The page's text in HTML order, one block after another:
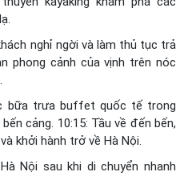
nghỉ ngời và làm thủ tục trả
phong cảnh của vịnh trên nóc
bữa trưa buffet quốc tế trong
cảng. 10:15: Tầu về đến bến,
khởi hành trở về Hà Nội.
Nội sau khi di chuyển nhanh